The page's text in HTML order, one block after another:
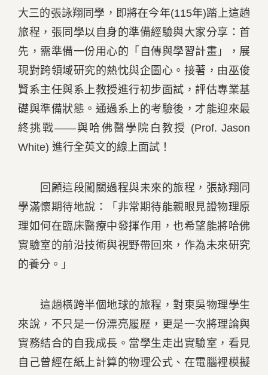
大三的張詠翔同學，即將在今年(115年)踏上這趟
旅程，張同學以自身的準備經驗與大家分享：首
先，需準備一份用心的「自傳與學習計畫」，展
現對跨領域研究的熱忱與企圖心。接著，由巫俊
賢系主任與系上教授進行初步面試，評估專業基
礎與準備狀態。通過系上的考驗後，才能迎來最
終挑戰——與哈佛醫學院白教授 (Prof. Jason
White) 進行全英文的線上面試！
回顧這段闖關過程與未來的旅程，張詠翔同
學滿懷期待地說：「非常期待能親眼見證物理原
理如何在臨床醫療中發揮作用，也希望能將哈佛
實驗室的前沿技術與視野帶回來，作為未來研究
的養分。」
這趟橫跨半個地球的旅程，對東吳物理學生
來說，不只是一份漂亮履歷，更是一次將理論與
實務結合的自我成長。當學生走出實驗室，看見
自己曾經在紙上計算的物理公式、在電腦裡模擬